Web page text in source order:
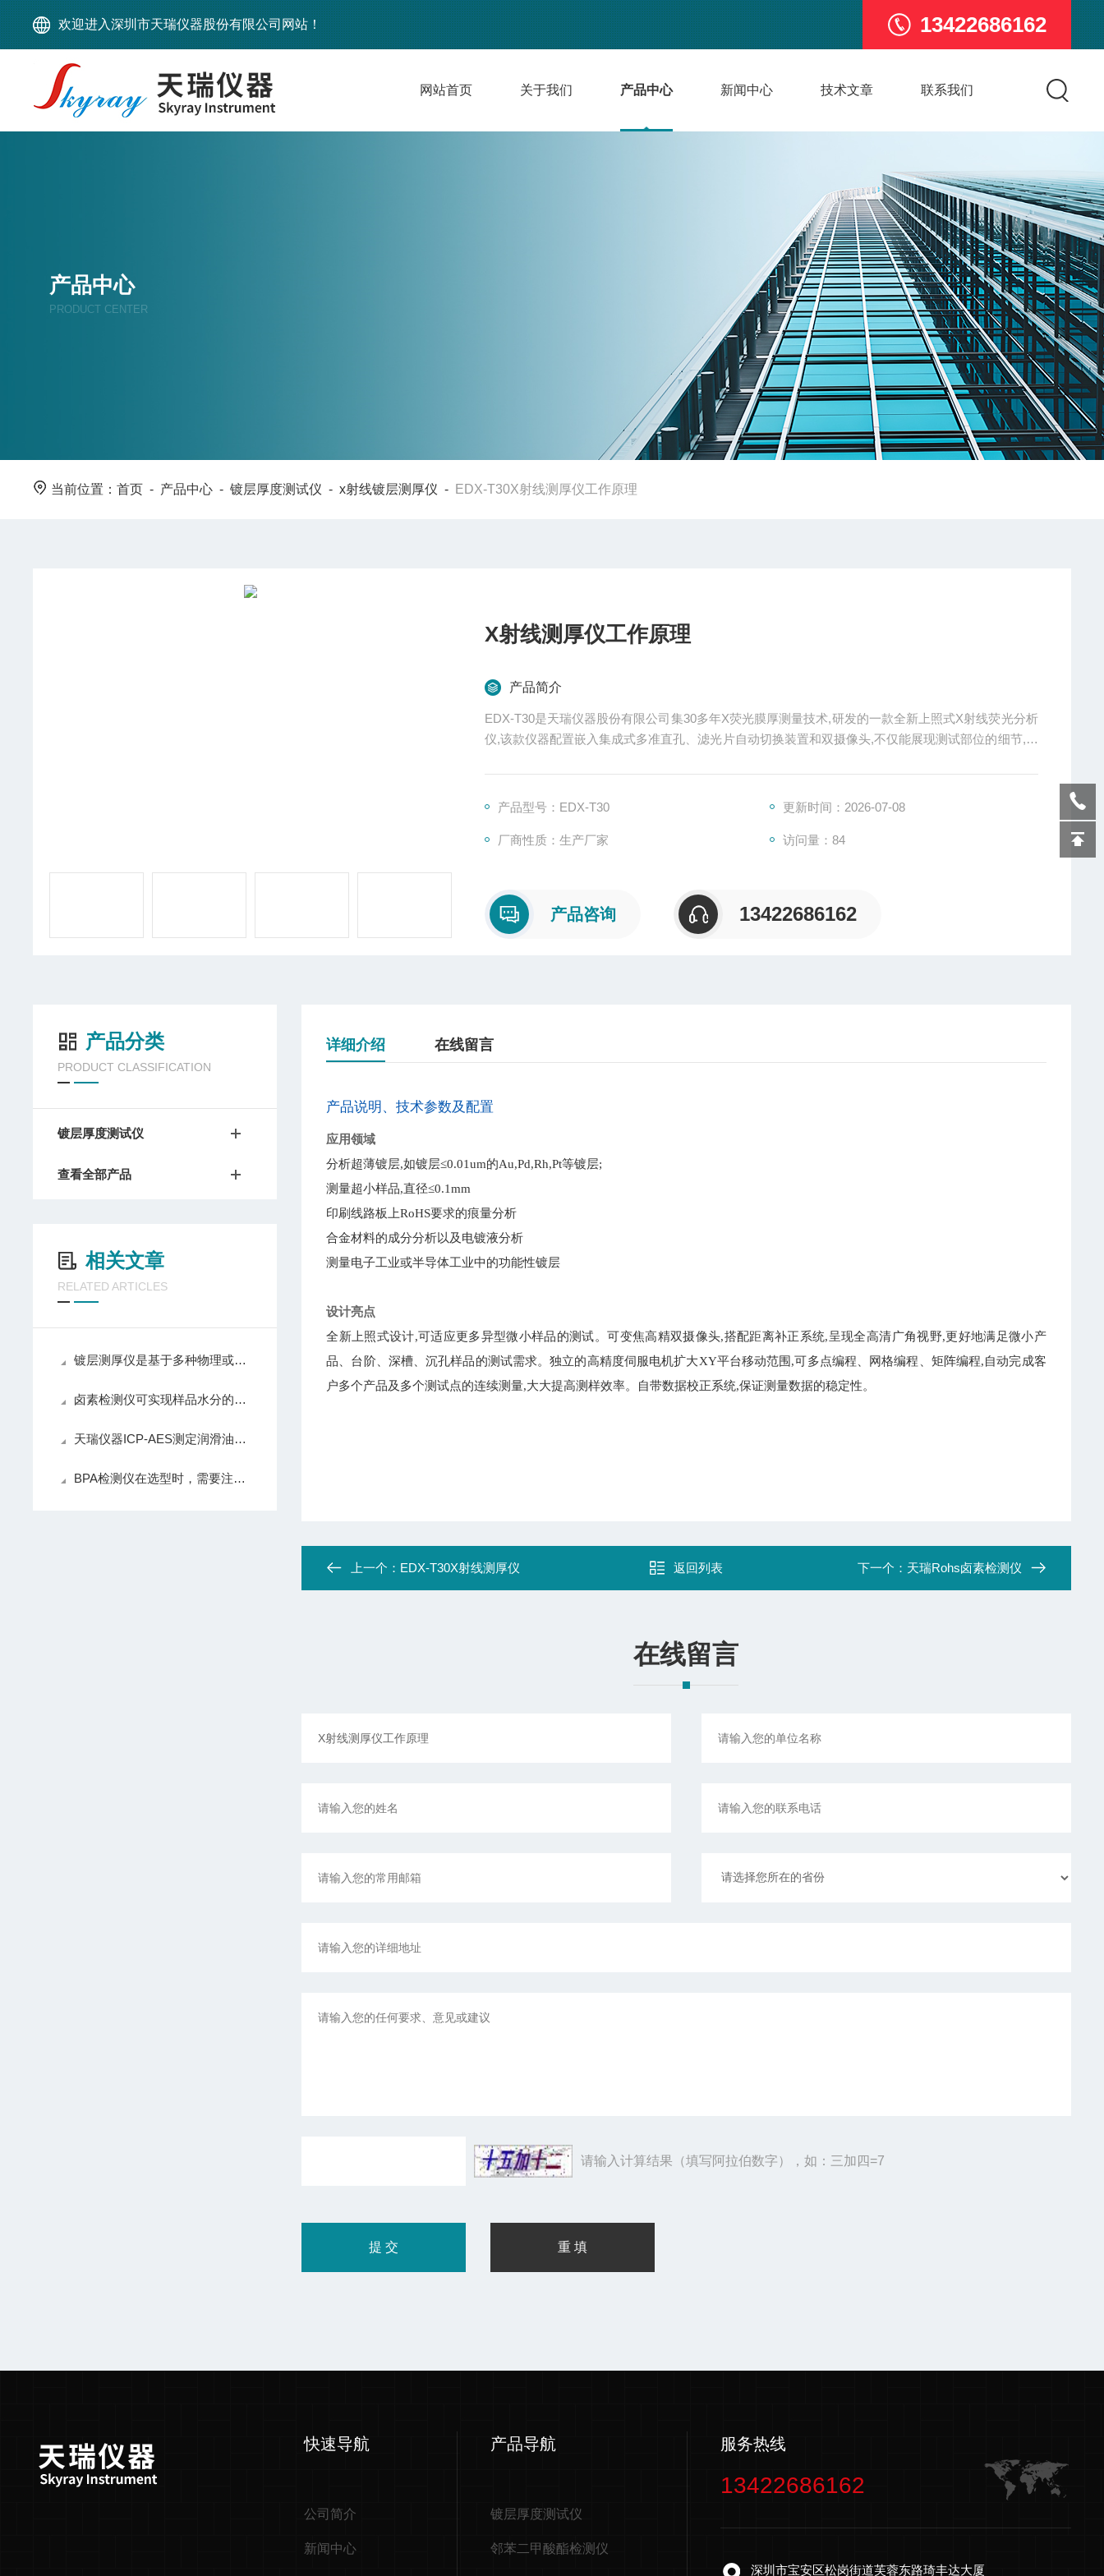
欢迎进入深圳市天瑞仪器股份有限公司网站！ 13422686162
网站首页 关于我们 产品中心 新闻中心 技术文章 联系我们
产品中心
PRODUCT CENTER
当前位置：首页 - 产品中心 -镀层厚度测试仪 -x射线镀层测厚仪 - EDX-T30X射线测厚仪工作原理
X射线测厚仪工作原理
产品简介
EDX-T30是天瑞仪器股份有限公司集30多年X荧光膜厚测量技术,研发的一款全新上照式X射线荧光分析
仪,该款仪器配置嵌入集成式多准直孔、滤光片自动切换装置和双摄像头,不仅能展现测试部位的细节,也
求。产品型号：EDX-T30 更新时间：2026-07-08
厂商性质：生产厂家 访问量：84
产品咨询 13422686162
产品分类
PRODUCT CLASSIFICATION
镀层厚度测试仪
查看全部产品
相关文章
RELATED ARTICLES
镀层测厚仪是基于多种物理或化学原理设计的
卤素检测仪可实现样品水分的快速测定
天瑞仪器ICP-AES测定润滑油中金属元素
BPA检测仪在选型时，需要注意以下要点
详细介绍 在线留言
产品说明、技术参数及配置
应用领域
分析超薄镀层,如镀层≤0.01um的Au,Pd,Rh,Pt等镀层;
测量超小样品,直径≤0.1mm
印刷线路板上RoHS要求的痕量分析
合金材料的成分分析以及电镀液分析
测量电子工业或半导体工业中的功能性镀层
设计亮点
全新上照式设计,可适应更多异型微小样品的测试。可变焦高精双摄像头,搭配距离补正系统,呈现全高清广角视野,更好地满足微小产
品、台阶、深槽、沉孔样品的测试需求。独立的高精度伺服电机扩大XY平台移动范围,可多点编程、网格编程、矩阵编程,自动完成客
户多个产品及多个测试点的连续测量,大大提高测样效率。自带数据校正系统,保证测量数据的稳定性。
上一个： EDX-T30X射线测厚仪 返回列表 下一个： 天瑞Rohs卤素检测仪
在线留言
请输入计算结果（填写阿拉伯数字），如：三加四=7
快速导航
公司简介
新闻中心
产品导航
镀层厚度测试仪
邻苯二甲酸酯检测仪
服务热线
13422686162
深圳市宝安区松岗街道芙蓉东路琦丰达大厦